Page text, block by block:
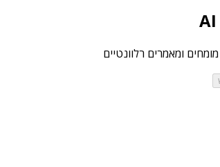
ומאמרים רלוונטיים